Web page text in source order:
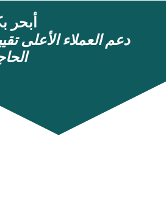
أبحر
دعم العملاء الأعلى